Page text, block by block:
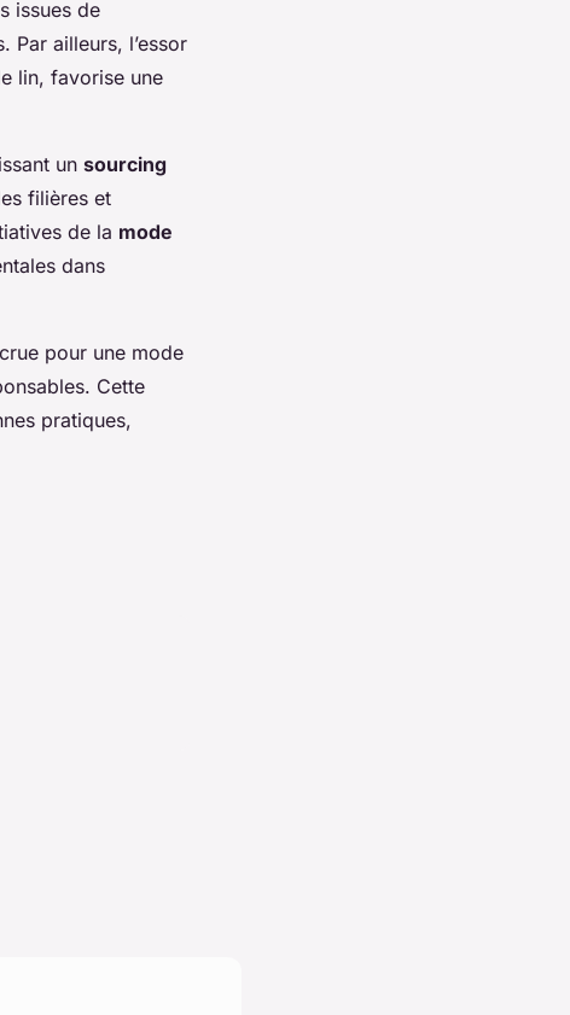
issues de
Par ailleurs, l’essor
lin, favorise une
un sourcing
filières et
de la mode
dans
pour une mode
Cette
pratiques,